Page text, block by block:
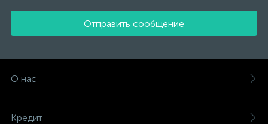
Отправить сообщение
О нас
Кредит